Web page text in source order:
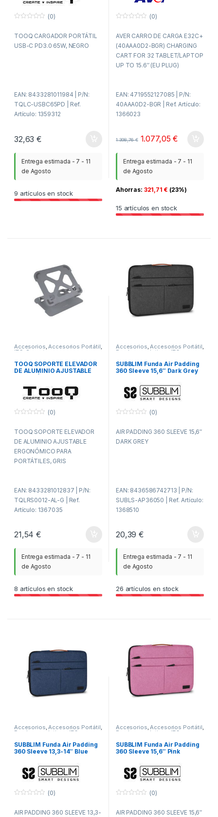
r
(0)
TOOQ CARGADOR PORTÁTIL
USB-C PD3.0 65W, NEGRO
EAN: 8433281011984 | P/N:
TQLC-USBC65PD | Ref.
Artículo: 1359312
32,63€
Entrega estimada - 7 - 11
de Agosto
9 artículos en stock
u
e
r
a
e
(0)
AVER CARRO DE CARGA E32C+
(40AAA0D2-BGR) CHARGING
CART FOR 32 TABLET/LAPTOP
UP TO 15.6″ (EU PLUG)
EAN: 4719552127085 | P/N:
40AAA0D2-BGR | Ref. Artículo:
1366023
1.398,76€ 1.077,05€
Entrega estimada - 7 - 11
de Agosto
Ahorras: 321,71 € (23%)
15 artículos en stock
Accesorios,Accesorios Portátil,
ITC Soportes
TOOQ SOPORTE ELEVADOR
DE ALUMINIO AJUSTABLE
u
r
a
d
e
(0)
TOOQ SOPORTE ELEVADOR
DE ALUMINIO AJUSTABLE
ERGONÓMICO PARA
PORTÁTILES, GRIS
EAN: 8433281012837 | P/N:
TQLRS0012-AL-G | Ref.
Artículo: 1367035
21,54€
Entrega estimada - 7 - 11
de Agosto
8 artículos en stock
Accesorios,Accesorios Portátil,
Fundas y maletines ITC
SUBBLIM Funda Air Padding
360 Sleeve 15,6″ Dark Grey
u
r
(0)
AIR PADDING 360 SLEEVE 15,6″
DARK GREY
EAN: 8436586742713 | P/N:
SUBLS-AP36050 | Ref. Artículo:
1368510
20,39€
Entrega estimada - 7 - 11
de Agosto
26 artículos en stock
Accesorios,Accesorios Portátil,
Fundas y maletines ITC
SUBBLIM Funda Air Padding
360 Sleeve 13,3-14″ Blue
u
(0)
AIR PADDING 360 SLEEVE 13,3-
Accesorios,Accesorios Portátil,
Fundas y maletines ITC
SUBBLIM Funda Air Padding
360 Sleeve 15,6″ Pink
u
(0)
AIR PADDING 360 SLEEVE 15,6″